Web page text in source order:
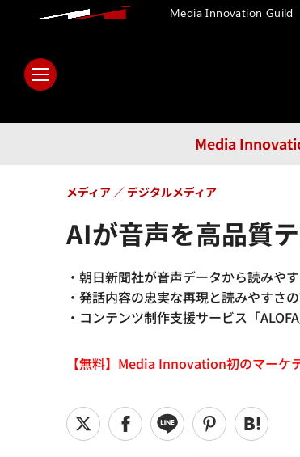
Media
メディア
AIが音声を高品質
・朝日新聞社が音声データから読みや
・発話内容の忠実な再現と読みやすさ
・コンテンツ制作支援サービス「
メディア デジタルメディア
【無料】Media Innovation初のマーケ
Media Innovation Guild